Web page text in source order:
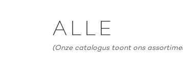
ALLE
(Onze catalogus toont ons